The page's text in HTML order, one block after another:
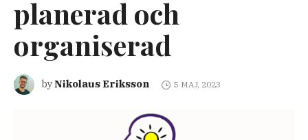
planerad och
organiserad
byNikolaus Eriksson 5 MAJ, 2023